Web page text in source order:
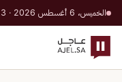
الخميس، 6 أغسطس 2026 · 23 صفر 1448 هـ